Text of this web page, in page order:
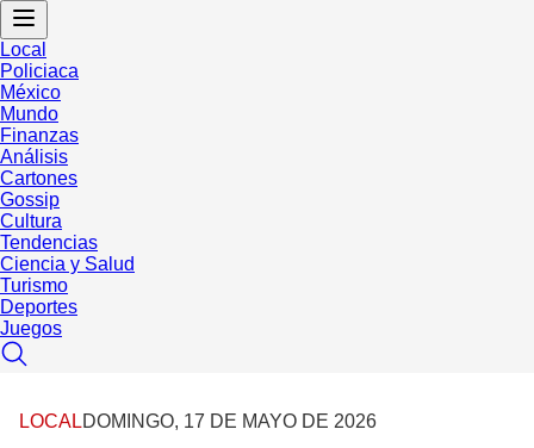
Local
Policiaca
México
Mundo
Finanzas
Análisis
Cartones
Gossip
Cultura
Tendencias
Ciencia y Salud
Turismo
Deportes
Juegos
LOCALDOMINGO, 17 DE MAYO DE 2026